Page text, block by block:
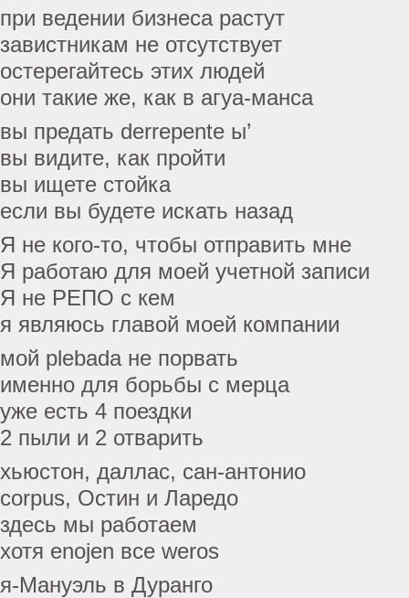
при ведении бизнеса растут
завистникам не отсутствует
остерегайтесь этих людей
они такие же, как в агуа-манса
вы предать derrepente ы’
вы видите, как пройти
вы ищете стойка
если вы будете искать назад
Я не кого-то, чтобы отправить мне
Я работаю для моей учетной записи
Я не РЕПО с кем
я являюсь главой моей компании
мой plebada не порвать
именно для борьбы с мерца
уже есть 4 поездки
2 пыли и 2 отварить
хьюстон, даллас, сан-антонио
corpus, Остин и Ларедо
здесь мы работаем
хотя enojen все weros
я-Мануэль в Дуранго